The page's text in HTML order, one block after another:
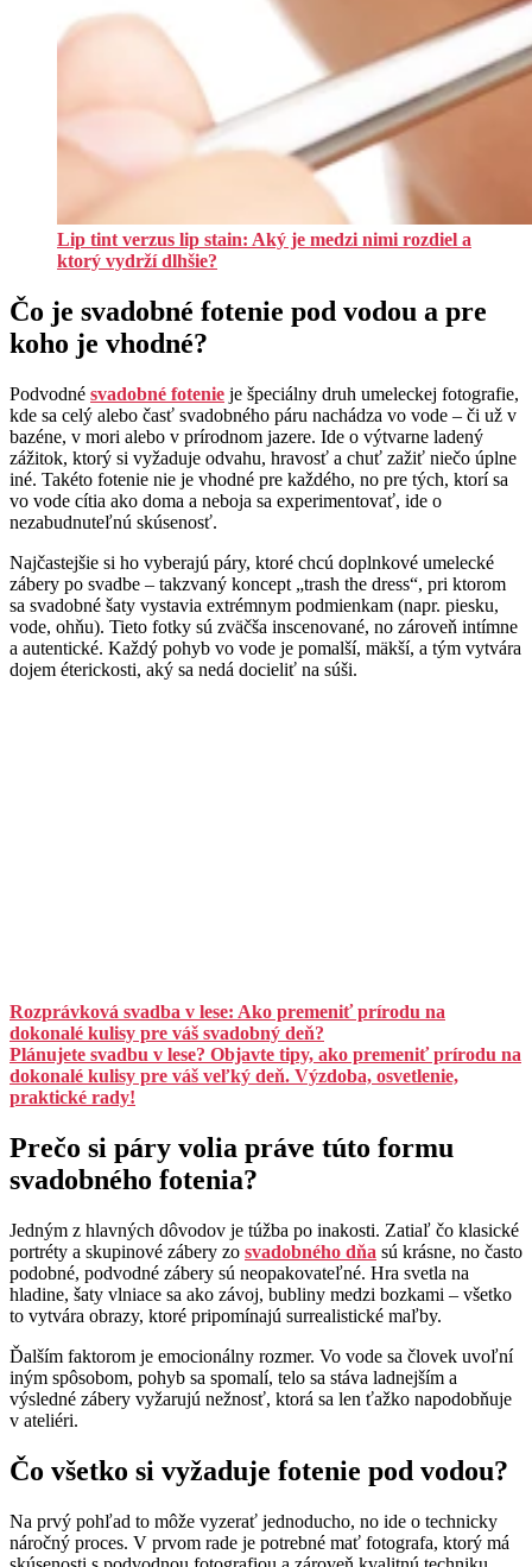
Lip tint verzus lip stain: Aký je medzi nimi rozdiel a
ktorý vydrží dlhšie?
Čo je svadobné fotenie pod vodou a pre
koho je vhodné?
Podvodné svadobné fotenie je špeciálny druh umeleckej fotografie,
kde sa celý alebo časť svadobného páru nachádza vo vode – či už v
bazéne, v mori alebo v prírodnom jazere. Ide o výtvarne ladený
zážitok, ktorý si vyžaduje odvahu, hravosť a chuť zažiť niečo úplne
iné. Takéto fotenie nie je vhodné pre každého, no pre tých, ktorí sa
vo vode cítia ako doma a neboja sa experimentovať, ide o
nezabudnuteľnú skúsenosť.
Najčastejšie si ho vyberajú páry, ktoré chcú doplnkové umelecké
zábery po svadbe – takzvaný koncept „trash the dress“, pri ktorom
sa svadobné šaty vystavia extrémnym podmienkam (napr. piesku,
vode, ohňu). Tieto fotky sú zväčša inscenované, no zároveň intímne
a autentické. Každý pohyb vo vode je pomalší, mäkší, a tým vytvára
dojem éterickosti, aký sa nedá docieliť na súši.
Rozprávková svadba v lese: Ako premeniť prírodu na
dokonalé kulisy pre váš svadobný deň?
Plánujete svadbu v lese? Objavte tipy, ako premeniť prírodu na
dokonalé kulisy pre váš veľký deň. Výzdoba, osvetlenie,
praktické rady!
Prečo si páry volia práve túto formu
svadobného fotenia?
Jedným z hlavných dôvodov je túžba po inakosti. Zatiaľ čo klasické
portréty a skupinové zábery zo svadobného dňa sú krásne, no často
podobné, podvodné zábery sú neopakovateľné. Hra svetla na
hladine, šaty vlniace sa ako závoj, bubliny medzi bozkami – všetko
to vytvára obrazy, ktoré pripomínajú surrealistické maľby.
Ďalším faktorom je emocionálny rozmer. Vo vode sa človek uvoľní
iným spôsobom, pohyb sa spomalí, telo sa stáva ladnejším a
výsledné zábery vyžarujú nežnosť, ktorá sa len ťažko napodobňuje
v ateliéri.
Čo všetko si vyžaduje fotenie pod vodou?
Na prvý pohľad to môže vyzerať jednoducho, no ide o technicky
náročný proces. V prvom rade je potrebné mať fotografa, ktorý má